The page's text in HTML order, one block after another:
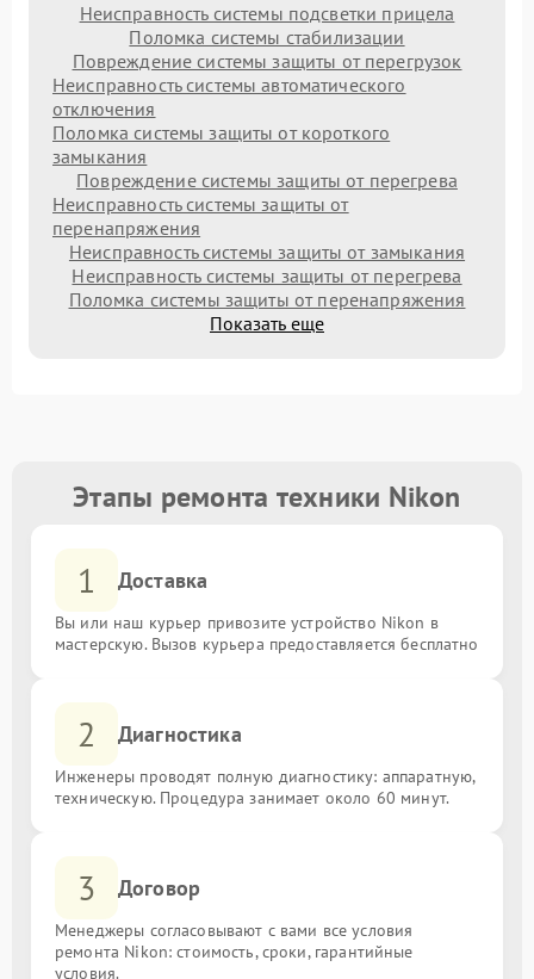
Неисправность системы подсветки прицела
Поломка системы стабилизации
Повреждение системы защиты от перегрузок
Неисправность системы автоматического
отключения
Поломка системы защиты от короткого
замыкания
Повреждение системы защиты от перегрева
Неисправность системы защиты от
перенапряжения
Неисправность системы защиты от замыкания
Неисправность системы защиты от перегрева
Поломка системы защиты от перенапряжения
Показать еще
Этапы ремонта техники Nikon
1 Доставка
Вы или наш курьер привозите устройство Nikon в
мастерскую. Вызов курьера предоставляется бесплатно
2 Диагностика
Инженеры проводят полную диагностику: аппаратную,
техническую. Процедура занимает около 60 минут.
3 Договор
Менеджеры согласовывают с вами все условия
ремонта Nikon: стоимость, сроки, гарантийные
условия.